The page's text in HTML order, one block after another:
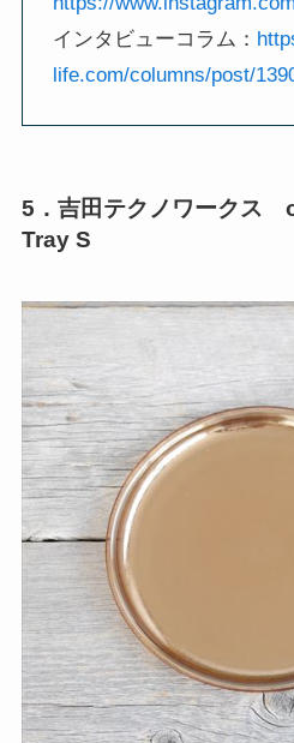
インタビューコラム：
life.com/columns/post/
5．吉田テクノワークス
Tray S